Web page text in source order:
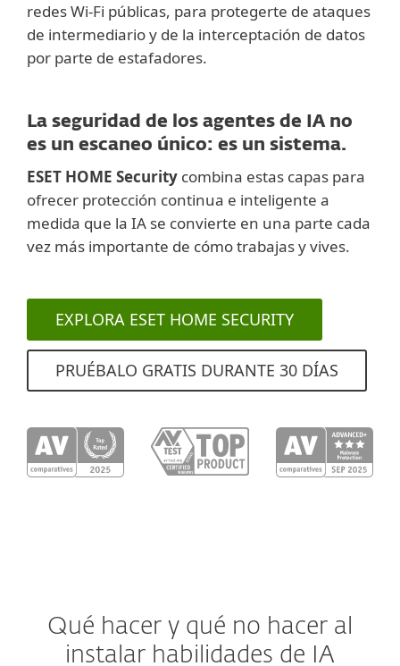
redes Wi-Fi públicas, para protegerte de ataques
de intermediario y de la interceptación de datos
por parte de estafadores.
La seguridad de los agentes de IA no
es un escaneo único: es un sistema.
ESET HOME Security combina estas capas para
ofrecer protección continua e inteligente a
medida que la IA se convierte en una parte cada
vez más importante de cómo trabajas y vives.
EXPLORA ESET HOME SECURITY
PRUÉBALO GRATIS DURANTE 30 DÍAS
Qué hacer y qué no hacer al
instalar habilidades de IA